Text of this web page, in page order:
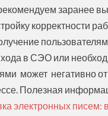
заранее
корректности
в СЭО или
может негативно
Полезная
электронных писем: